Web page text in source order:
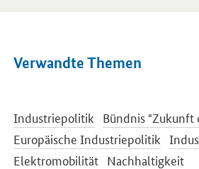
Verwandte Themen
Industriepolitik Bündnis "Zukunft
Europäische Industriepolitik
Elektromobilität Nachhaltigkeit